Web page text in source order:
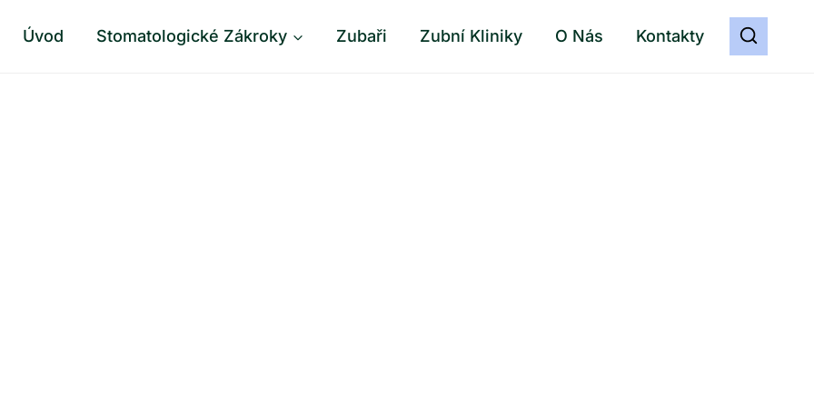
Úvod Stomatologické Zákroky Zubaři Zubní Kliniky O Nás Kontakty